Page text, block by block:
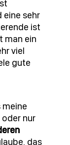
eine sehr
ist
man ein
viel
gute
nur
das